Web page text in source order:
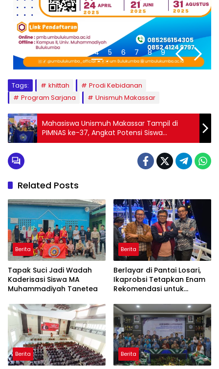
1 4 5 6 7 8 9
Tags: khittah
Prodi Kebidanan
Program Sarjana
Unismuh Makassar
Mahasiswa Unismuh Makassar Tampil di
PIMNAS ke-37, Angkat Potensi Siswa
Tunarungu
Related Posts
Berita
Tapak Suci Jadi Wadah
Kaderisasi Siswa MA
Muhammadiyah Tanetea
Berita
Berlayar di Pantai Losari,
Ikaprobsi Tetapkan Enam
Rekomendasi untuk
Berita Berita